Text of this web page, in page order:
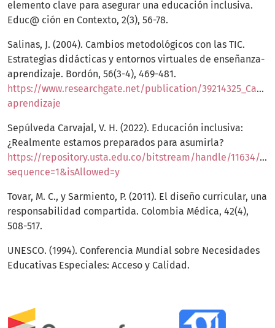
elemento clave para asegurar una educación inclusiva.
Educ@ ción en Contexto, 2(3), 56-78.
Salinas, J. (2004). Cambios metodológicos con las TIC.
Estrategias didácticas y entornos virtuales de enseñanza-
aprendizaje. Bordón, 56(3-4), 469-481.
https://www.researchgate.net/publication/
aprendizaje
Sepúlveda Carvajal, V. H. (2022). Educación inclusiva:
¿Realmente estamos preparados para asumirla?
https://repository.usta.edu.co/bitstream/handle/11634/
sequence=1&isAllowed=y
Tovar, M. C., y Sarmiento, P. (2011). El diseño curricular, una
responsabilidad compartida. Colombia Médica, 42(4),
508-517.
UNESCO. (1994). Conferencia Mundial sobre Necesidades
Educativas Especiales: Acceso y Calidad.